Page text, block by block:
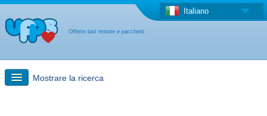
Offerte last minute e pacchetti
Italiano
Mostrare la ricerca